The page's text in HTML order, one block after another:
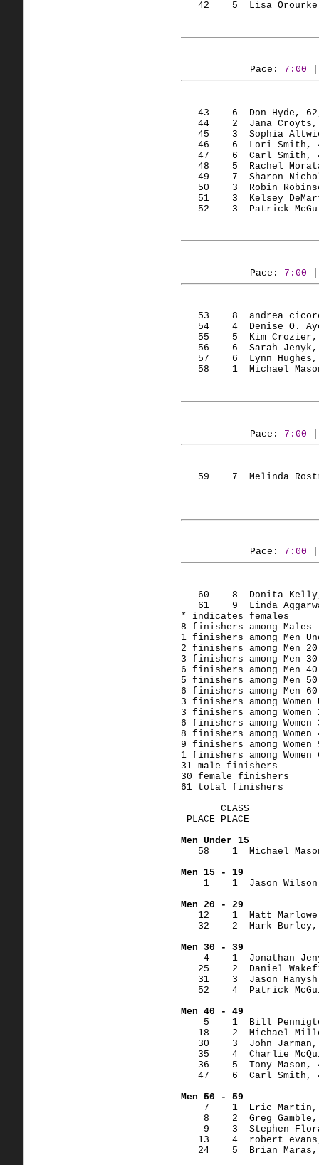
42    5  Lisa
Pace: 7:00
43    6  Don Hyde, 62,
44    2  Jana Croyts,
45    3  Sophia
46    6  Lori Smith,
47    6  Carl Smith,
48    5  Rachel
49    7  Sharon
50    3  Robin
51    3  Kelsey
52    3  Patrick
Pace: 7:00
53    8  andrea
54    4  Denise O.
55    5  Kim Crozier,
56    6  Sarah Jenyk,
57    6  Lynn
58    1  Michael
Pace: 7:00
59    7  Melinda
Pace: 7:00
60    8  Donita Kelly,
61    9  Linda
* indicates females
8 finishers among Males
1 finishers among Men
2 finishers among Men
3 finishers among Men
6 finishers among Men
5 finishers among Men
6 finishers among Men 60
3 finishers among Women
3 finishers among
6 finishers among
8 finishers among
9 finishers among
1 finishers among Women
31 male finishers
30 female finishers
61 total finishers
CLASS
PLACE PLACE
Men Under 15
58    1  Michael
Men 15 - 19
1    1  Jason Wilson,
Men 20 - 29
12    1  Matt Marlowe,
32    2  Mark Burley,
Men 30 - 39
4    1  Jonathan
25    2  Daniel
31    3  Jason
52    4  Patrick
Men 40 - 49
5    1  Bill Pennigton,
18    2  Michael
30    3  John
35    4  Charlie
36    5  Tony Mason,
47    6  Carl Smith,
Men 50 - 59
7    1  Eric Martin, 50
8    2  Greg Gamble,
9    3  Stephen Flora,
13    4  robert evans,
24    5  Brian Maras,